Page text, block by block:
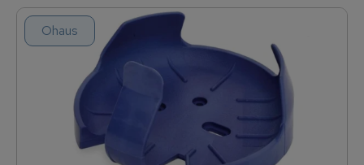
Ohaus